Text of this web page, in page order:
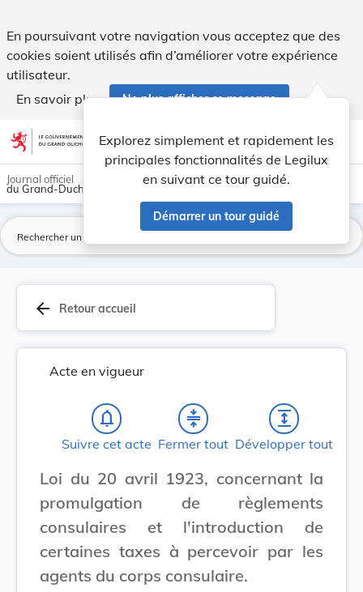
En poursuivant votre navigation vous acceptez que des
cookies soient utilisés afin d’améliorer votre expérience
utilisateur.
En savoir plus
Ne plus afficher ce message
Aller au contenu account_circle help Aide
Explorez simplement et rapidement les
principales fonctionnalités de Legilux
en suivant ce tour guidé.
Démarrer un tour guidé
light_mode dark_mode
Journal officiel
du Grand-Duché de Luxembourg
arrow_back Retour accueil
Acte en vigueur
notifications_none
Suivre cet acte
compress
Fermer tout
expand
Développer tout
Loi du 20 avril 1923, concernant la
promulgation de règlements
consulaires et l'introduction de
certaines taxes à percevoir par les
agents du corps consulaire.